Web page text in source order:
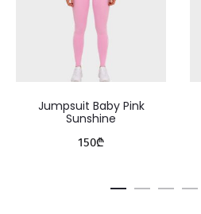
Jumpsuit Baby Pink
Sunshine
150₾